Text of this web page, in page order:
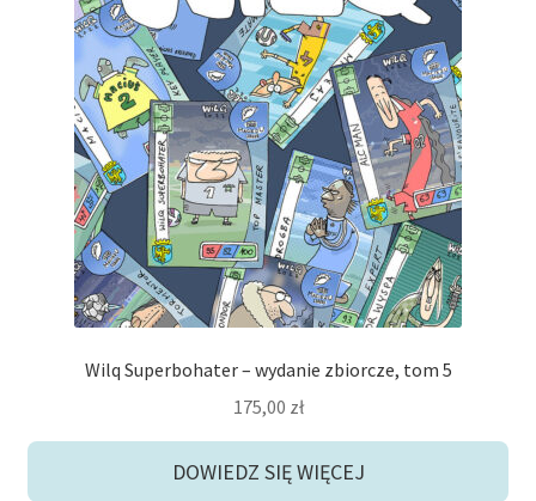
Wilq Superbohater – wydanie zbiorcze, tom 5
175,00 zł
DOWIEDZ SIĘ WIĘCEJ